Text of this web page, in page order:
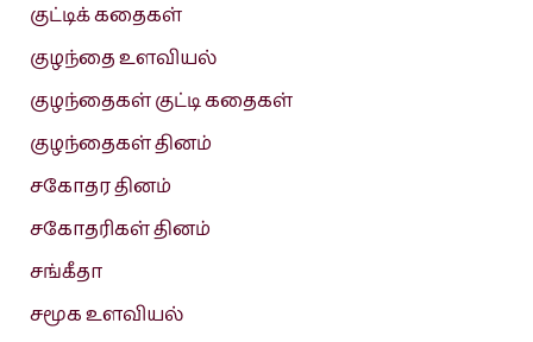
குட்டிக் கதைகள்
குழந்தை உளவியல்
குழந்தைகள் குட்டி கதைகள்
குழந்தைகள் தினம்
சகோதர தினம்
சகோதரிகள் தினம்
சங்கீதா
சமூக உளவியல்